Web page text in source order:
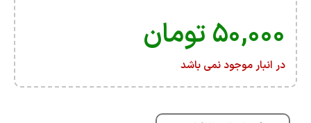
۵۰,۰۰۰تومان
در انبار موجود نمی باشد